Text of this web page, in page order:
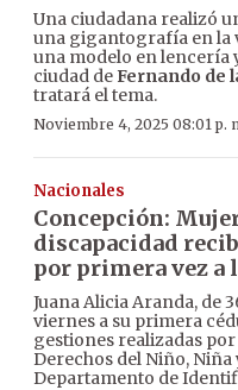
Una ciudadana realizó
una gigantografía en la
una modelo en lencería
ciudad deFernando de
tratará el tema.
Noviembre 4, 2025 08:01 p.
Nacionales
Concepción:
discapacidad
por primera vez a
Juana Alicia Aranda, de
viernes a su primera
gestiones realizadas
Derechos del Niño,
Departamento de